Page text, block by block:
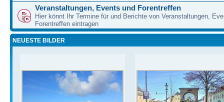
Veranstaltungen, Events und Forentreffen
Hier könnt Ihr Termine für und Berichte von Veranstaltungen,
Forentreffen eintragen
NEUESTE BILDER